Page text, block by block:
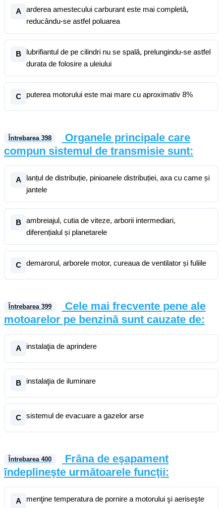
A
arderea amestecului carburant este mai completă,
reducându-se astfel poluarea
B
lubrifiantul de pe cilindri nu se spală, prelungindu-se astfel
durata de folosire a uleiului
C puterea motorului este mai mare cu aproximativ 8%
Întrebarea 398
Organele principale care
compun sistemul de transmisie sunt:
A
lanțul de distribuție, pinioanele distribuției, axa cu came și
jantele
B
ambreiajul, cutia de viteze, arborii intermediari,
diferențialul și planetarele
C demarorul, arborele motor, cureaua de ventilator și fuliile
Întrebarea 399
Cele mai frecvente pene ale
motoarelor pe benzină sunt cauzate de:
A instalaţia de aprindere
B instalaţia de iluminare
C sistemul de evacuare a gazelor arse
Întrebarea 400
Frâna de eşapament
îndeplineşte următoarele funcţii:
A
menţine temperatura de pornire a motorului şi aeriseşte